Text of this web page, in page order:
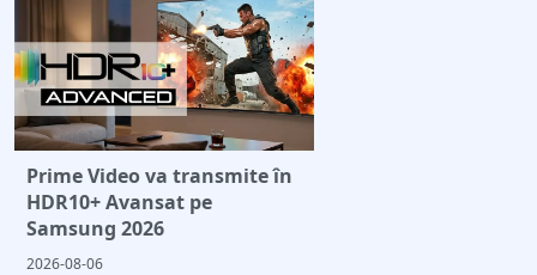
Prime Video va transmite în
HDR10+ Avansat pe
Samsung 2026
2026-08-06